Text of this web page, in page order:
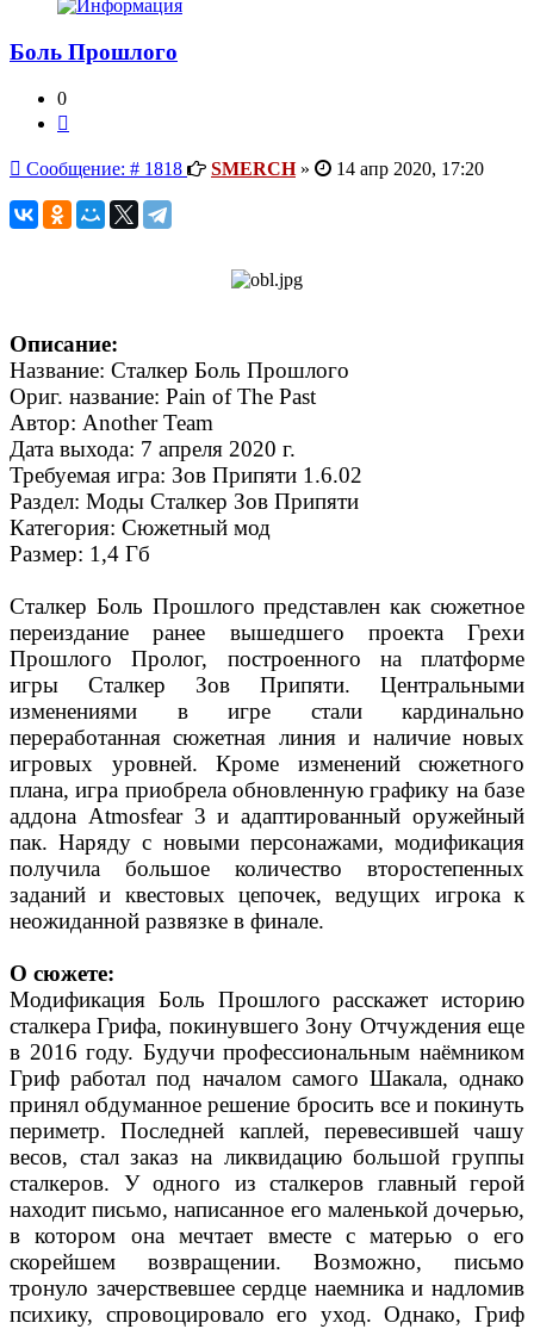
Боль Прошлого
0
Сообщение: # 1818 Сообщение
SMERCH» 14 апр 2020, 17:20
Описание:
Название: Сталкер Боль Прошлого
Ориг. название: Pain of The Past
Автор: Another Team
Дата выхода: 7 апреля 2020 г.
Требуемая игра: Зов Припяти 1.6.02
Раздел: Моды Сталкер Зов Припяти
Категория: Сюжетный мод
Размер: 1,4 Гб
Сталкер Боль Прошлого представлен как сюжетное
переиздание ранее вышедшего проекта Грехи
Прошлого Пролог, построенного на платформе
игры Сталкер Зов Припяти. Центральными
изменениями в игре стали кардинально
переработанная сюжетная линия и наличие новых
игровых уровней. Кроме изменений сюжетного
плана, игра приобрела обновленную графику на базе
аддона Atmosfear 3 и адаптированный оружейный
пак. Наряду с новыми персонажами, модификация
получила большое количество второстепенных
заданий и квестовых цепочек, ведущих игрока к
неожиданной развязке в финале.
О сюжете:
Модификация Боль Прошлого расскажет историю
сталкера Грифа, покинувшего Зону Отчуждения еще
в 2016 году. Будучи профессиональным наёмником
Гриф работал под началом самого Шакала, однако
принял обдуманное решение бросить все и покинуть
периметр. Последней каплей, перевесившей чашу
весов, стал заказ на ликвидацию большой группы
сталкеров. У одного из сталкеров главный герой
находит письмо, написанное его маленькой дочерью,
в котором она мечтает вместе с матерью о его
скорейшем возвращении. Возможно, письмо
тронуло зачерствевшее сердце наемника и надломив
психику, спровоцировало его уход. Однако, Гриф